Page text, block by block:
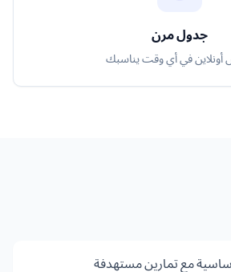
جدول مرن
أونلاين في أي وقت يناسبك
مع تمارين مستهدفة